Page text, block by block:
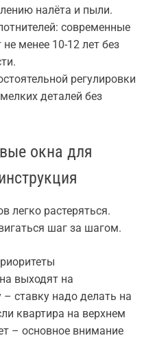
налёта и пыли.
современные
менее 10-12 лет без
регулировки
деталей без
окна для
легко растеряться.
шаг за шагом.
выходят на
ставку надо делать на
квартира на верхнем
– основное внимание